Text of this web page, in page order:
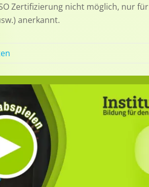
Zertifizierung nicht möglich, nur für
anerkannt.